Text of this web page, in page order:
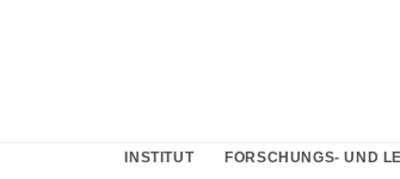
INSTITUT FORSCHUNGS- UND